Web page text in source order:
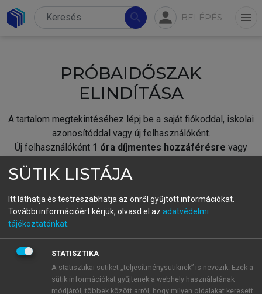
search person BELÉPÉS menu
PRÓBAIDŐSZAK
ELINDÍTÁSA
A tartalom megtekintéséhez lépj be a saját fiókoddal, iskolai
azonosítóddal vagy új felhasználóként.
Új felhasználóként 1 óra díjmentes hozzáférésre vagy
fiókoddal,vagy hozz létre új fiókot.
A regisztráció után apróbaidőszakautomatikusan
BELÉPÉS SAJÁT FIÓKKAL
SÜTIK LISTÁJA
Itt láthatja és testreszabhatja az önről gyűjtött információkat.
További információért kérjük, olvasd el az adatvédelmi
tájékoztatónkat
STATISZTIKA
A statisztikai sütiket „teljesítménysütiknek” is nevezik. Ezek a
sütik információkat gyűjtenek a webhely használatának
módjáról, többek között arról, hogy milyen oldalakat keresett